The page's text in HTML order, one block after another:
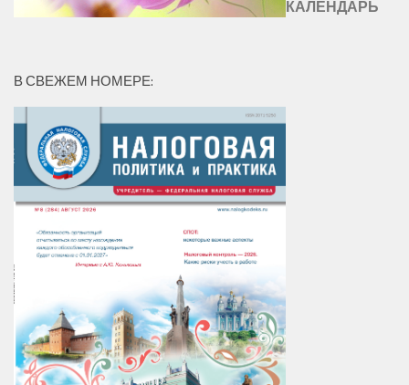
КАЛЕНДАРЬ
В СВЕЖЕМ НОМЕРЕ: